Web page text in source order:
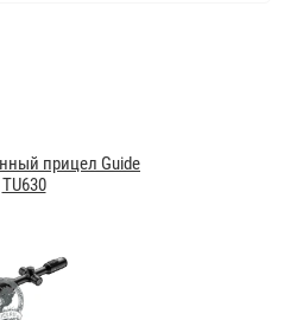
прицел Guide
TU630